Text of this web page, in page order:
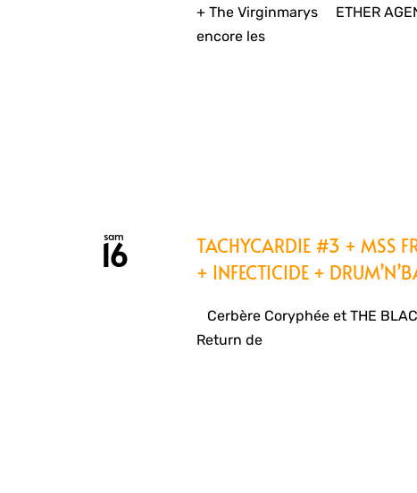
+ The Virginmarys ETHER
encore les
sam
16
TACHYCARDIE #3 + MSS
+ INFECTICIDE +
Cerbère Coryphée et THE
Return de